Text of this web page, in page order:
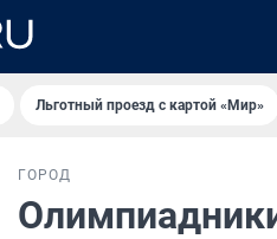
Льготный проезд с картой «Мир»
ГОРОД